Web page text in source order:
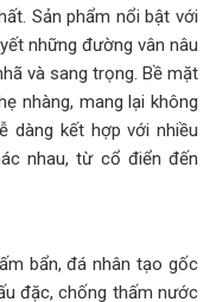
Sản phẩm nổi bật với
những đường vân nâu
và sang trọng. Bề mặt
nhàng, mang lại không
dàng kết hợp với nhiều
nhau, từ cổ điển đến
bẩn, đá nhân tạo gốc
đặc, chống thấm nước